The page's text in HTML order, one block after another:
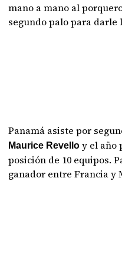
mano a mano al
segundo palo para darle
Panamá asiste por
Maurice Revello y el año
posición de 10 equipos.
ganador entre Francia y